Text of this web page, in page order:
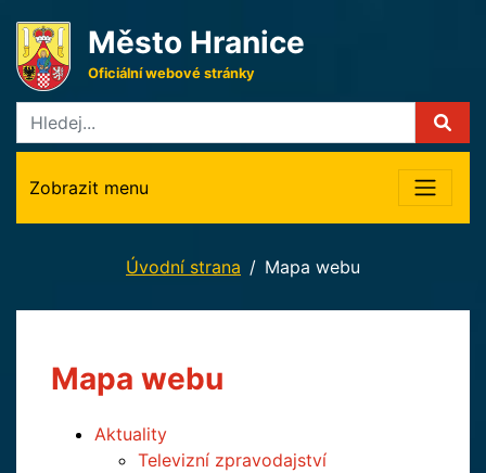
Město Hranice
Oficiální webové stránky
Zobrazit menu
Úvodní strana Mapa webu
Mapa webu
Aktuality
Televizní zpravodajství